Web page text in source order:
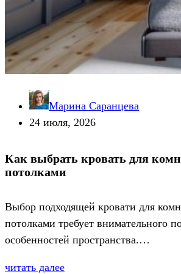
Марина Саранцева
24 июля, 2026
Как выбрать кровать для
потолками
Выбор подходящей кровати для
потолками требует внимательного
особенностей пространства.…
читать далее